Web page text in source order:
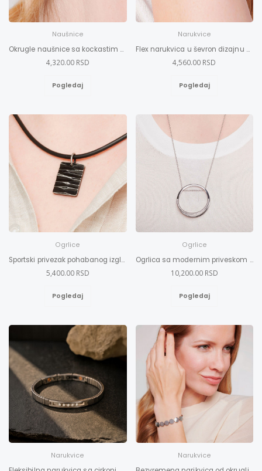
Naušnice
Okrugle naušnice sa kockastim cirkonom
4,320.00 RSD
Pogledaj
Narukvice
Flex narukvica u ševron dizajnu XXL
4,560.00 RSD
Pogledaj
Ogrlice
Sportski privezak pohabanog izgleda
5,400.00 RSD
Pogledaj
Ogrlice
Ogrlica sa modernim priveskom sa Swarovski kristalima 2XL-3XL
10,200.00 RSD
Pogledaj
Narukvice Narukvice